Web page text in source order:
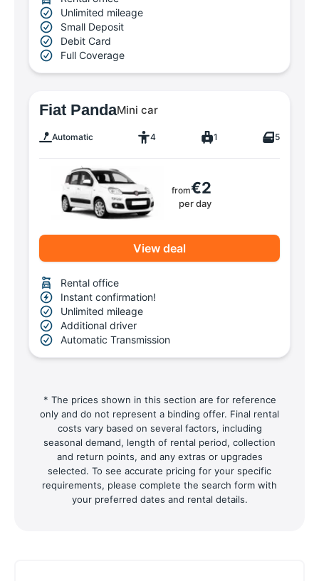
Unlimited mileage
Small Deposit
Debit Card
Full Coverage
Fiat PandaMini car
Automatic 4 1 5
from€2
per day
View deal
Rental office
Instant confirmation!
Unlimited mileage
Additional driver
Automatic Transmission
* The prices shown in this section are for reference
only and do not represent a binding offer. Final rental
costs vary based on several factors, including
seasonal demand, length of rental period, collection
and return points, and any extras or upgrades
selected. To see accurate pricing for your specific
requirements, please complete the search form with
your preferred dates and rental details.